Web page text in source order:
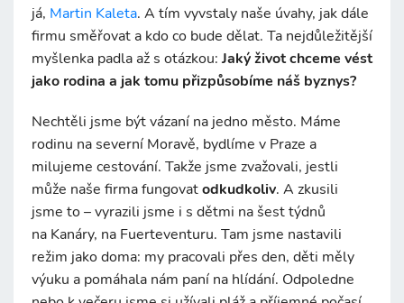
já, Martin Kaleta. A tím vyvstaly naše úvahy, jak dále
firmu směřovat a kdo co bude dělat. Ta nejdůležitější
myšlenka padla až s otázkou: Jaký život chceme vést
jako rodina a jak tomu přizpůsobíme náš byznys?
Nechtěli jsme být vázaní na jedno město. Máme
rodinu na severní Moravě, bydlíme v Praze a
milujeme cestování. Takže jsme zvažovali, jestli
může naše firma fungovatodkudkoliv. A zkusili
jsme to – vyrazili jsme i s dětmi na šest týdnů
na Kanáry, na Fuerteventuru. Tam jsme nastavili
režim jako doma: my pracovali přes den, děti měly
výuku a pomáhala nám paní na hlídání. Odpoledne